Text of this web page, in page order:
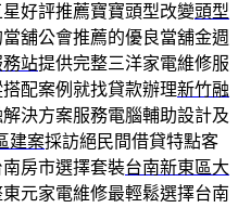
好評推薦寶寶頭型改變頭型
舖公會推薦的優良當舖金週
務站提供完整三洋家電維修服
配案例就找貸款辦理新竹融
決方案服務電腦輔助設計及
建案採訪絕民間借貸特點客
房市選擇套裝台南新東區大
元家電維修最輕鬆選擇台南